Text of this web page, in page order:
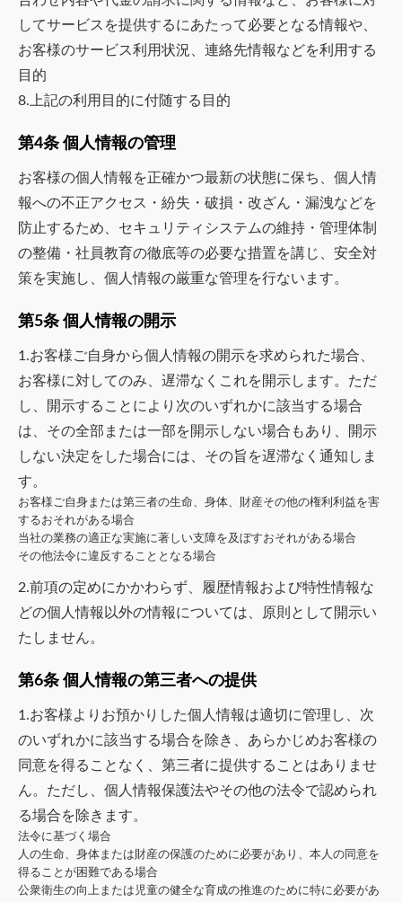
してサービスを提供するにあたって必要となる情報や、
お客様のサービス利用状況、連絡先情報などを利用する
目的
8.上記の利用目的に付随する目的
第4条 個人情報の管理
お客様の個人情報を正確かつ最新の状態に保ち、個人情
報への不正アクセス・紛失・破損・改ざん・漏洩などを
防止するため、セキュリティシステムの維持・管理体制
の整備・社員教育の徹底等の必要な措置を講じ、安全対
策を実施し、個人情報の厳重な管理を行ないます。
第5条 個人情報の開示
1.お客様ご自身から個人情報の開示を求められた場合、
お客様に対してのみ、遅滞なくこれを開示します。ただ
し、開示することにより次のいずれかに該当する場合
は、その全部または一部を開示しない場合もあり、開示
しない決定をした場合には、その旨を遅滞なく通知しま
す。
お客様ご自身または第三者の生命、身体、財産その他の権利利益を害
するおそれがある場合
当社の業務の適正な実施に著しい支障を及ぼすおそれがある場合
その他法令に違反することとなる場合
2.前項の定めにかかわらず、履歴情報および特性情報な
どの個人情報以外の情報については、原則として開示い
たしません。
第6条 個人情報の第三者への提供
1.お客様よりお預かりした個人情報は適切に管理し、次
のいずれかに該当する場合を除き、あらかじめお客様の
同意を得ることなく、第三者に提供することはありませ
ん。ただし、個人情報保護法やその他の法令で認められ
る場合を除きます。
法令に基づく場合
人の生命、身体または財産の保護のために必要があり、本人の同意を
得ることが困難である場合
公衆衛生の向上または児童の健全な育成の推進のために特に必要があ